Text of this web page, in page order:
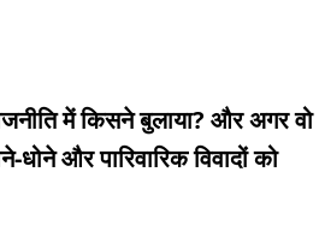
में किसने बुलाया? और अगर वो
और पारिवारिक विवादों को